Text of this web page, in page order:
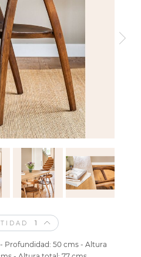
Profundidad: 50 cms - Altura